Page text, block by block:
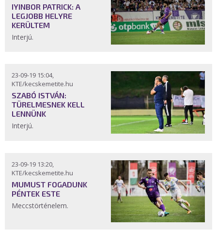
IYINBOR PATRICK: A
LEGJOBB HELYRE
KERÜLTEM
Interjú.
23-09-19 15:04,
KTE/kecskemetite.hu
SZABÓ ISTVÁN:
TÜRELMESNEK KELL
LENNÜNK
Interjú.
23-09-19 13:20,
KTE/kecskemetite.hu
MUMUST FOGADUNK
PÉNTEK ESTE
Meccstörténelem.